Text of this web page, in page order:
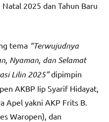
2025 dan Tahun Baru
tema “Terwujudnya
Nyaman, dan Selamat
Lilin 2025”dipimpin
AKBP Iip Syarif Hidayat,
Apel yakni AKP Frits B.
Waropen), dan